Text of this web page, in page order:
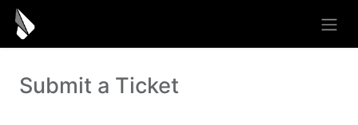
Submit a Ticket